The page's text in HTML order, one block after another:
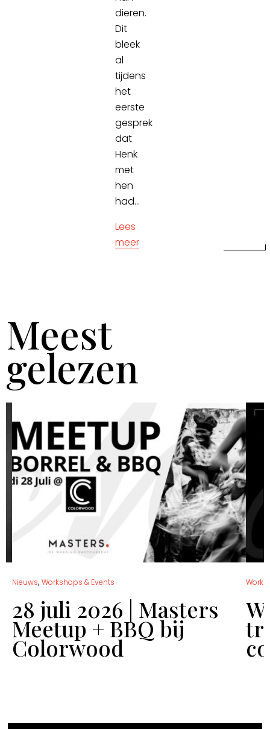
dieren.
Dit
bleek
al
tijdens
het
eerste
gesprek
dat
Henk
met
hen
had...
Lees
meer
Meest
gelezen
Nieuws, Workshops & Events
28 juli 2026 | Masters
Meetup + BBQ bij
Colorwood